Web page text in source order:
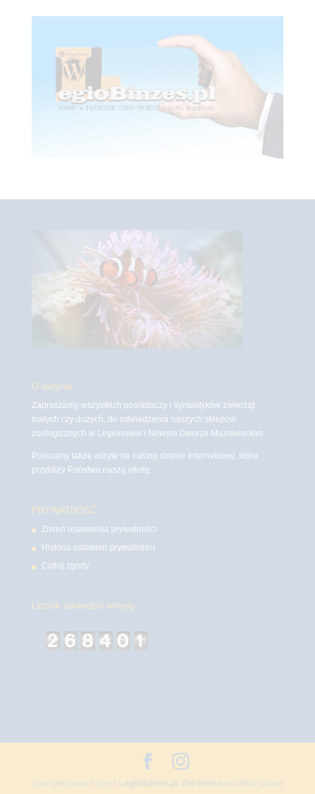
O witrynie
Zapraszamy wszystkich posiadaczy i sympatyków zwierząt
małych czy dużych, do odwiedzenia naszych sklepów
zoologicznych w Legionowie i Nowym Dworze Mazowieckim
Polecamy także wizytę na naszej stronie internetowej, która
przybliży Państwu naszą ofertę.
PRYWATNOŚĆ
Zmień ustawienia prywatności
Historia ustawień prywatności
Cofnij zgody
Licznik odwiedzin witryny
Zaprojektowane przez LegioBiznes.pl/ Zoo Nemowszelkie prawa